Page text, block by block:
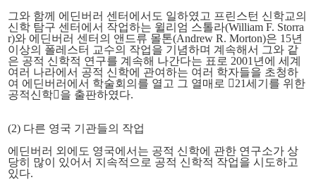
그와 함께 에딘버러 센터에서도 일하였고 프린스턴 신학교의
신학 탐구 센터에서 작업하는 윌리엄 스톨라(William F. Storra
r)와 에딘버러 센터의 앤드류 몰톤(Andrew R. Morton)은 15년
이상의 폴레스터 교수의 작업을 기념하며 계속해서 그와 같
은 공적 신학적 연구를 계속해 나간다는 표로 2001년에 세계
여러 나라에서 공적 신학에 관여하는 여러 학자들을 초청하
여 에딘버러에서 학술회의를 열고 그 열매로 󰡔21세기를 위한
공적신학󰡕을 출판하였다.
(2) 다른 영국 기관들의 작업
에딘버러 외에도 영국에서는 공적 신학에 관한 연구소가 상
당히 많이 있어서 지속적으로 공적 신학적 작업을 시도하고
있다.